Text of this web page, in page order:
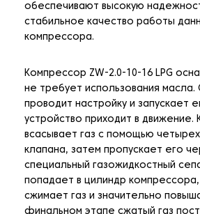
обеспечивают высокую
стабильное качество работы
компрессора.
Компрессор ZW-2.0-10-16 LPG
не требует использования
проводит настройку и запускает
устройство приходит в движение.
всасывает газ с помощью
клапана, затем пропускает его
специальный газожидкостный
попадает в цилиндр
сжимает газ и значительно
финальном этапе сжатый газ